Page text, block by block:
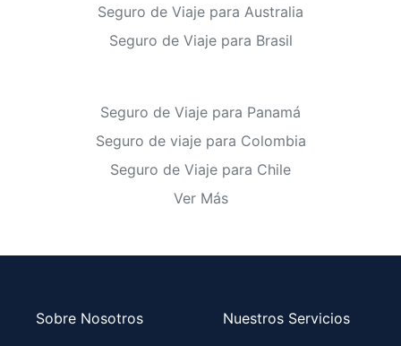
Seguro de Viaje para Australia
Seguro de Viaje para Brasil
Seguro de Viaje para Panamá
Seguro de viaje para Colombia
Seguro de Viaje para Chile
Ver Más
Sobre Nosotros Nuestros Servicios